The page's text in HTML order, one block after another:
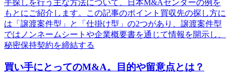
手探しを行う主な方法について、日本M&Aセンターの例を
もとにご紹介します。この記事のポイント買収先の探し方に
は「譲渡案件型」と「仕掛け型」の2つがあり、譲渡案件型
ではノンネームシートや企業概要書を通じて情報を開示し、
秘密保持契約を締結する
買い手にとってのM&A。目的や留意点とは？